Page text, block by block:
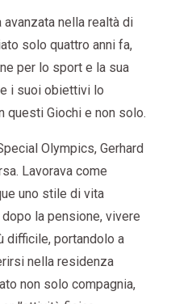
avanzata nella realtà di
solo quattro anni fa,
per lo sport e la sua
i suoi obiettivi lo
questi Giochi e non solo.
Olympics, Gerhard
Lavorava come
uno stile di vita
la pensione, vivere
difficile, portandolo a
nella residenza
non solo compagnia,